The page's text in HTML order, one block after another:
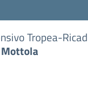
Tropea-
Mottola